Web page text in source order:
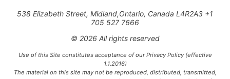
538 Elizabeth Street, Midland,Ontario, Canada L4R2A3 +1
705 527 7666
© 2026 All rights reserved
Use of this Site constitutes acceptance of our Privacy Policy (effective
1.1.2016)
The material on this site may not be reproduced, distributed, transmitted,